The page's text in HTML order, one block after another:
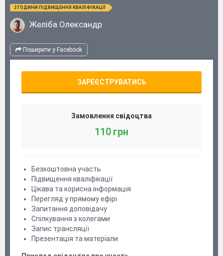
2 ГОДИНИ ПІДВИЩЕННЯ КВАЛІФІКАЦІЇ
Желіба Олександр
Поширити у Facebook
ЗАРЕЄСТРУВАТИСЬ
Замовлення свідоцтва
110 грн
Безкоштовна участь
Підвищення кваліфікації
Цікава та корисна інформація
Перегляд у прямому ефірі
Запитання доповідачу
Спілкування з колегами
Запис трансляції
Презентація та матеріали